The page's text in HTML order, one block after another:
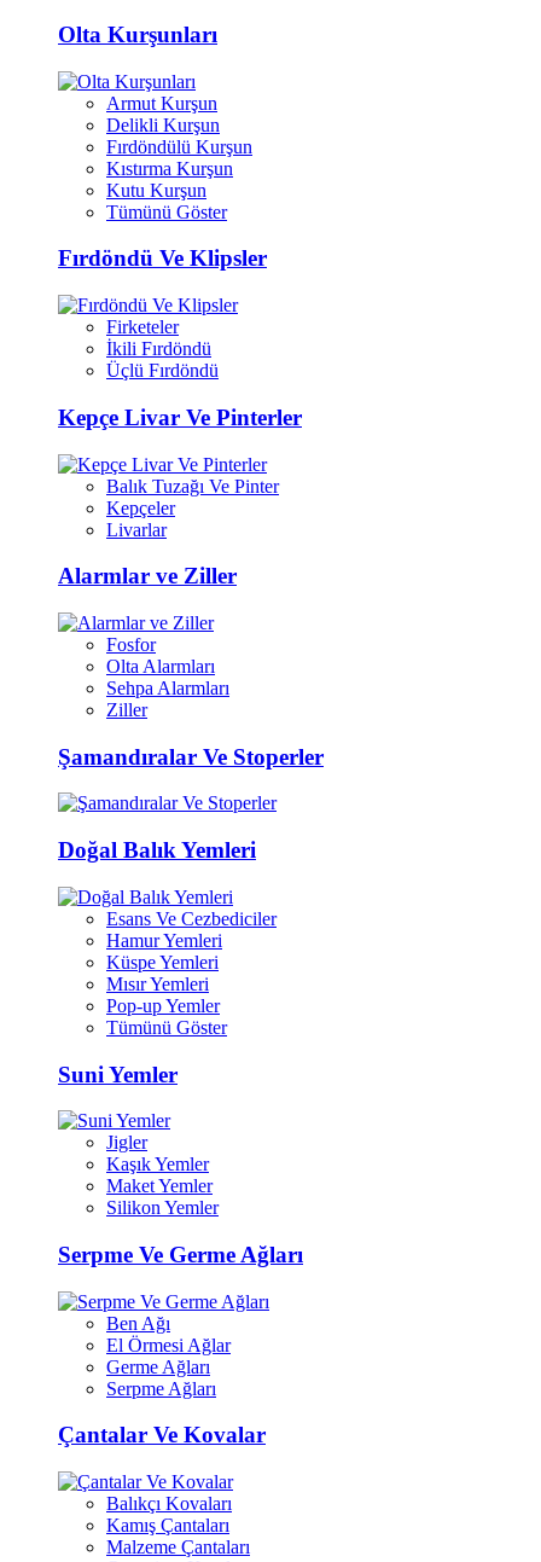
Olta Kurşunları
Armut Kurşun
Delikli Kurşun
Fırdöndülü Kurşun
Kıstırma Kurşun
Kutu Kurşun
Tümünü Göster
Fırdöndü Ve Klipsler
Firketeler
İkili Fırdöndü
Üçlü Fırdöndü
Kepçe Livar Ve Pinterler
Balık Tuzağı Ve Pinter
Kepçeler
Livarlar
Alarmlar ve Ziller
Fosfor
Olta Alarmları
Sehpa Alarmları
Ziller
Şamandıralar Ve Stoperler
Doğal Balık Yemleri
Esans Ve Cezbediciler
Hamur Yemleri
Küspe Yemleri
Mısır Yemleri
Pop-up Yemler
Tümünü Göster
Suni Yemler
Jigler
Kaşık Yemler
Maket Yemler
Silikon Yemler
Serpme Ve Germe Ağları
Ben Ağı
El Örmesi Ağlar
Germe Ağları
Serpme Ağları
Çantalar Ve Kovalar
Balıkçı Kovaları
Kamış Çantaları
Malzeme Çantaları